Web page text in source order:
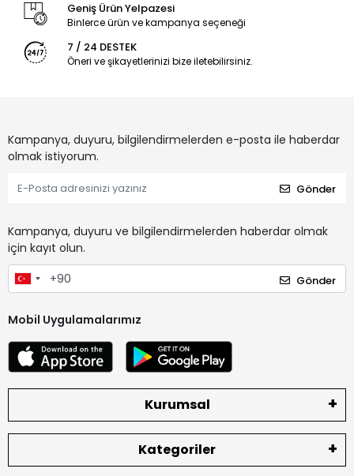
Geniş Ürün Yelpazesi
Binlerce ürün ve kampanya seçeneği
7 / 24 DESTEK
Öneri ve şikayetlerinizi bize iletebilirsiniz.
Kampanya, duyuru, bilgilendirmelerden e-posta ile haberdar
olmak istiyorum.
Gönder
Kampanya, duyuru ve bilgilendirmelerden haberdar olmak
için kayıt olun.
Gönder
Mobil Uygulamalarımız
Kurumsal
Kategoriler